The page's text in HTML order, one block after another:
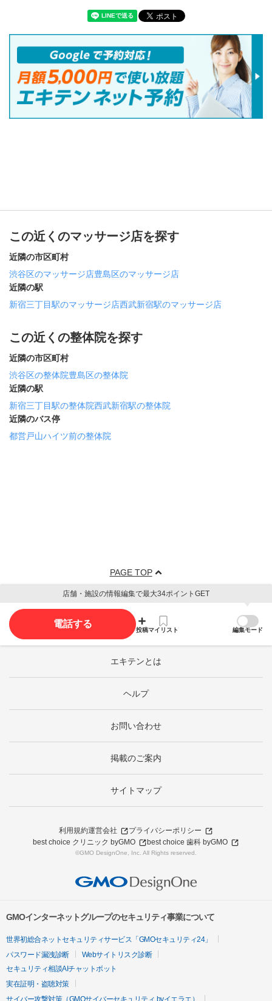
この近くのマッサージ店を探す
近隣の市区町村
渋谷区のマッサージ店豊島区のマッサージ店
近隣の駅
新宿三丁目駅のマッサージ店西武新宿駅のマッサージ店
この近くの整体院を探す
近隣の市区町村
渋谷区の整体院豊島区の整体院
近隣の駅
新宿三丁目駅の整体院西武新宿駅の整体院
近隣のバス停
都営戸山ハイツ前の整体院
PAGE TOP
店舗・施設の情報編集で最大34ポイントGET
電話する
投稿マイリスト 編集モード
エキテンとは
ヘルプ
お問い合わせ
掲載のご案内
サイトマップ
利用規約運営会社
プライバシーポリシー
best choice クリニック byGMO
best choice 歯科 byGMO
©GMO DesignOne, Inc. All Rights reserved.
GMOインターネットグループのセキュリティ事業について
世界初総合ネットセキュリティサービス「GMOセキュリティ24」
パスワード漏洩診断
Webサイトリスク診断
セキュリティ相談AIチャットボット
実在証明・盗聴対策
サイバー攻撃対策（GMOサイバーセキュリティ byイエラエ）